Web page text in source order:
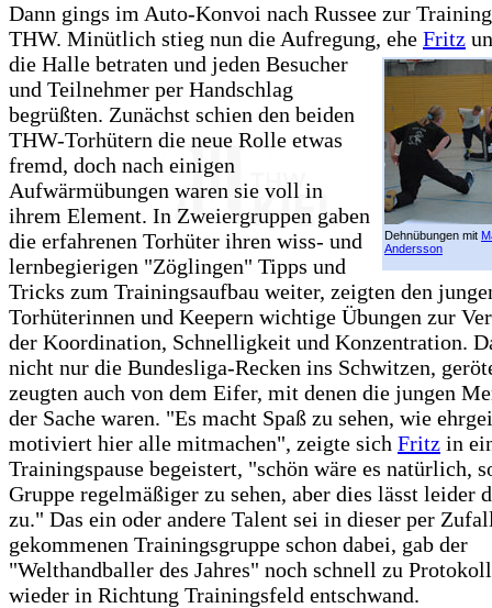
Dann gings im Auto-Konvoi nach Russee zur
THW. Minütlich stieg nun die Aufregung, ehe Fritz
Dehnübungen mit
Andersson
die Halle betraten und jeden Besucher
und Teilnehmer per Handschlag
begrüßten. Zunächst schien den beiden
THW-Torhütern die neue Rolle etwas
fremd, doch nach einigen
Aufwärmübungen waren sie voll in
ihrem Element. In Zweiergruppen gaben
die erfahrenen Torhüter ihren wiss- und
lernbegierigen "Zöglingen" Tipps und
Tricks zum Trainingsaufbau weiter, zeigten den
Torhüterinnen und Keepern wichtige Übungen zur
der Koordination, Schnelligkeit und Konzentration.
nicht nur die Bundesliga-Recken ins Schwitzen,
zeugten auch von dem Eifer, mit denen die jungen
der Sache waren. "Es macht Spaß zu sehen, wie
motiviert hier alle mitmachen", zeigte sich Fritz in
Trainingspause begeistert, "schön wäre es natürlich,
Gruppe regelmäßiger zu sehen, aber dies lässt leider
zu." Das ein oder andere Talent sei in dieser per
gekommenen Trainingsgruppe schon dabei, gab der
"Welthandballer des Jahres" noch schnell zu
wieder in Richtung Trainingsfeld entschwand.